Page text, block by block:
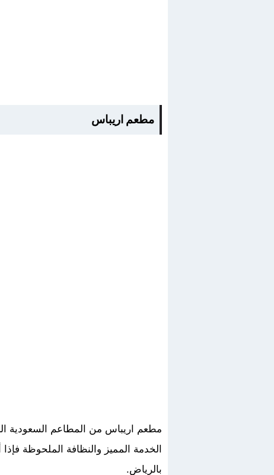
مطعم اريباس
مطعم اريباس من المطاعم السعودية
الخدمة المميز والنظافة الملحوظة
بالرياض.